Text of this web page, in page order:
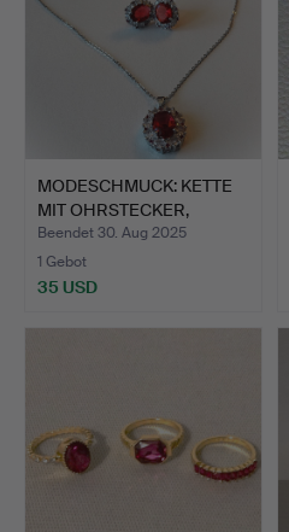
MODESCHMUCK: KETTE
MIT OHRSTECKER,
Glanzst…
Beendet 30. Aug 2025
1 Gebot
35 USD